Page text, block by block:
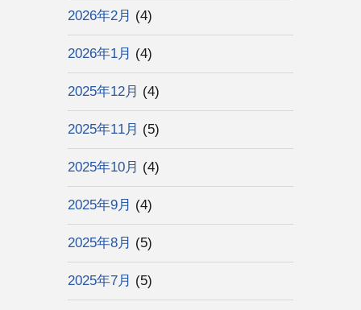
2026年2月 (4)
2026年1月 (4)
2025年12月 (4)
2025年11月 (5)
2025年10月 (4)
2025年9月 (4)
2025年8月 (5)
2025年7月 (5)